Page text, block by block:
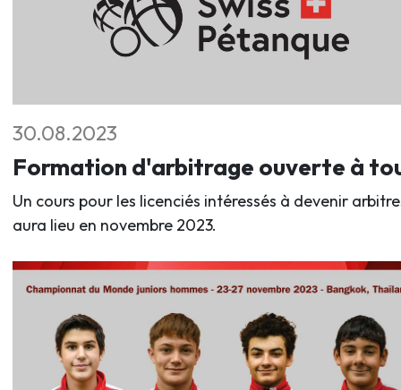
30.08.2023
Formation d'arbitrage ouverte à
Un cours pour les licenciés intéressés à devenir
aura lieu en novembre 2023.